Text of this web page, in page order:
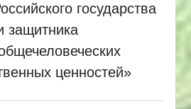
государства
защитника
ценностей»